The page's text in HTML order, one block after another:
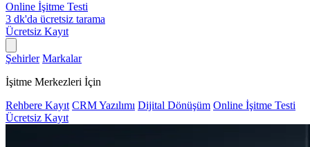
Online İşitme Testi
3 dk'da ücretsiz tarama
Ücretsiz Kayıt
Şehirler Markalar
İşitme Merkezleri İçin
Rehbere Kayıt CRM Yazılımı Dijital Dönüşüm Online İşitme Testi
Ücretsiz Kayıt